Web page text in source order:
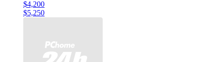
$4,200
$5,250